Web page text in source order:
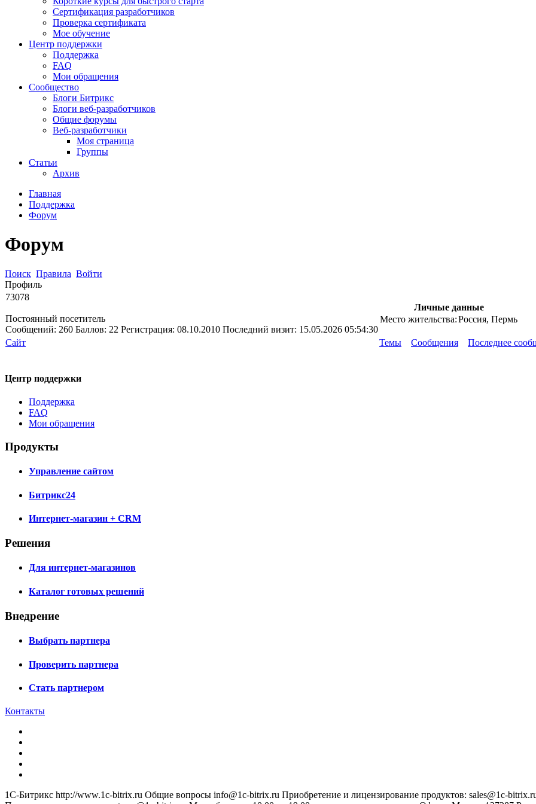
Сертификация разработчиков
Проверка сертификата
Мое обучение
Центр поддержки
Поддержка
FAQ
Мои обращения
Сообщество
Блоги Битрикс
Блоги веб-разработчиков
Общие форумы
Веб-разработчики
Моя страница
Группы
Статьи
Архив
Главная
Поддержка
Форум
Форум
Поиск Правила Войти
Профиль
73078
Постоянный посетитель
Сообщений: 260 Баллов: 22 Регистрация: 08.10.2010 Последний визит: 15.05.2026 05:54:30
Личные данные
Место жительства:Россия, Пермь
Сайт Темы Сообщения Последнее
Центр поддержки
Поддержка
FAQ
Мои обращения
Продукты
Управление сайтом
Битрикс24
Интернет-магазин + CRM
Решения
Для интернет-магазинов
Каталог готовых решений
Внедрение
Выбрать партнера
Проверить партнера
Стать партнером
Контакты
1С-Битрикс http://www.1c-bitrix.ru Общие вопросы info@1c-bitrix.ru Приобретение и лицензирование продуктов: sales@1c-